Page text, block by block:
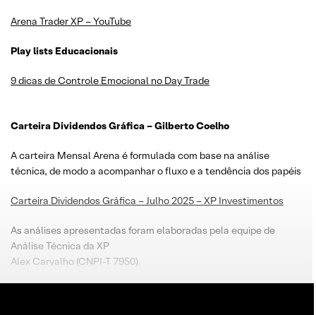
Arena Trader XP – YouTube
Play lists Educacionais
9 dicas de Controle Emocional no Day Trade
Carteira Dividendos Gráfica – Gilberto Coelho
A carteira Mensal Arena é formulada com base na análise
técnica, de modo a acompanhar o fluxo e a tendência dos papéis
Carteira Dividendos Gráfica – Julho 2025 – XP Investimentos
As análises apresentadas foram elaboradas pela equipe de
Análise Técnica da XP
Alex Carvalho (CNPI-T 7950).